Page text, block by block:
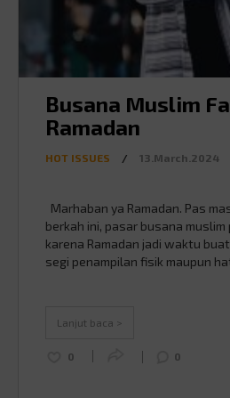
Busana Muslim
Ramadan
HOT ISSUES / 13.March.2024
Marhaban ya Ramadan. Pas
berkah ini, pasar busana muslim
karena Ramadan jadi waktu
segi penampilan fisik maupun
Lanjut baca >
0 0